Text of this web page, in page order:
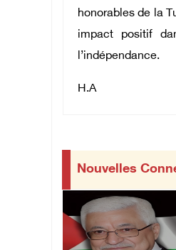
honorables de la
impact positif
l’indépendance.
H.A
Nouvelles